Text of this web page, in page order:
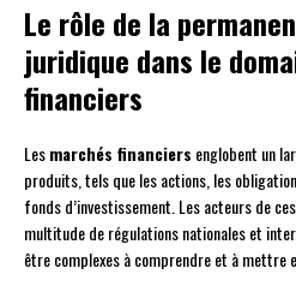
Le rôle de la
juridique dans le
financiers
Lesmarchés financiers englobent un
produits, tels que les actions, les
fonds d’investissement. Les acteurs de
multitude de régulations nationales et
être complexes à comprendre et à mettre